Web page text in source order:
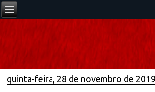
quinta-feira, 28 de novembro de 2019